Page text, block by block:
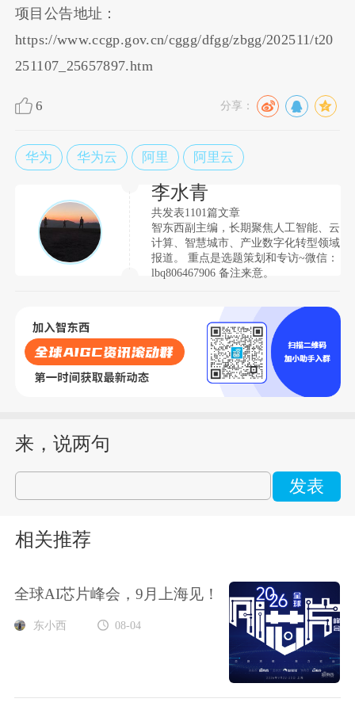
项目公告地址：
https://www.ccgp.gov.cn/cggg/dfgg/zbgg/202511/t20
251107_25657897.htm
6 分享：
华为 华为云 阿里 阿里云
李水青
共发表1101篇文章
智东西副主编，长期聚焦人工智能、云
计算、智慧城市、产业数字化转型领域
报道。 重点是选题策划和专访~微信：
lbq806467906 备注来意。
来，说两句
发表
相关推荐
全球AI芯片峰会，9月上海见！
东小西 08-04